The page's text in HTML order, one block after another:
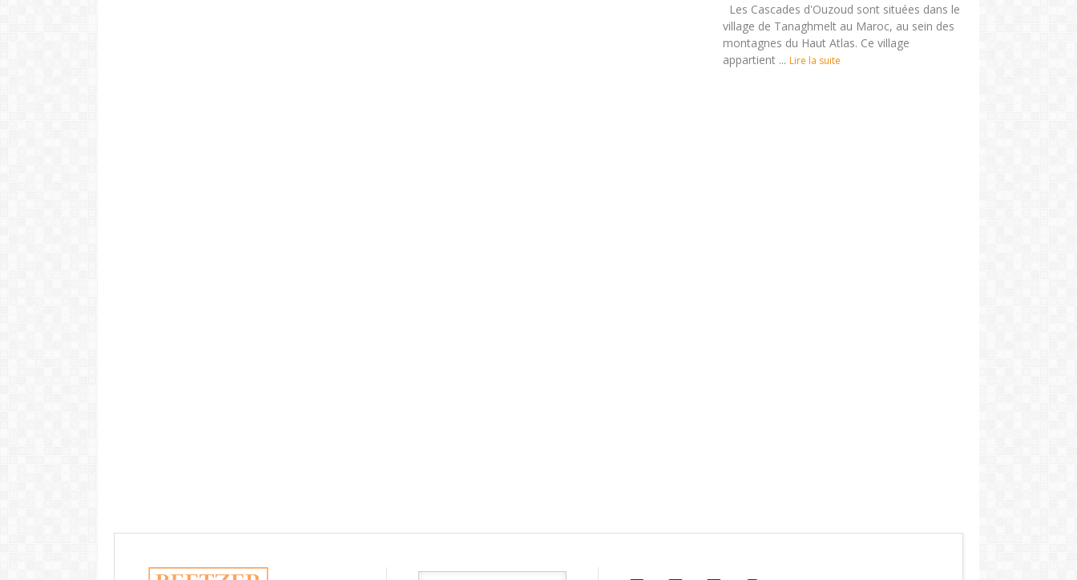
Les Cascades d'Ouzoud sont situées dans le
village de Tanaghmelt au Maroc, au sein des
montagnes du Haut Atlas. Ce village
appartient ... Lire la suite